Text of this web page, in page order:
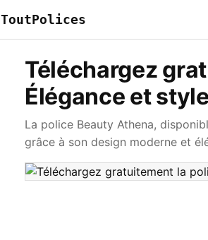
ToutPolices
Téléchargez
Élégance et
La police Beauty Athena,
grâce à son design moderne et